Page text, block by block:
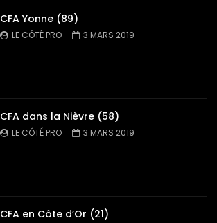
CFA Yonne (89)
LE CÔTÉ PRO 3 MARS 2019
CFA dans la Nièvre (58)
LE CÔTÉ PRO 3 MARS 2019
CFA en Côte d’Or (21)